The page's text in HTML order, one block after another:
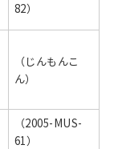
82）
（じんもんこ
ん）
（2005-MUS-
61）